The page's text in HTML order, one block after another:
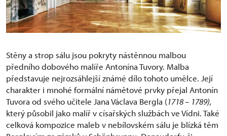
Stěny a strop sálu jsou pokryty nástěnnou malbou
předního dobového malíře Antonína Tuvory. Malba
představuje nejrozsáhlejší známé dílo tohoto umělce. Její
charakter i mnohé formální námětové prvky přejal Antonín
Tuvora od svého učitele Jana Václava Bergla (1718 – 1789),
který působil jako malíř v císařských službách ve Vídni. Také
celková kompozice maleb v nebílovském sálu je blízká těm